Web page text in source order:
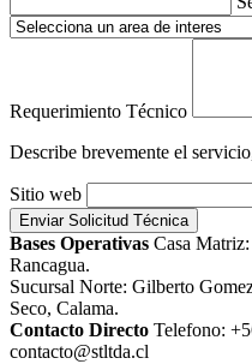
Requerimiento Técnico
Describe brevemente el
Sitio web
Enviar Solicitud Técnica
Bases Operativas Casa
Rancagua.
Sucursal Norte: Gilberto
Seco, Calama.
Contacto Directo Telefono:
contacto@stltda.cl